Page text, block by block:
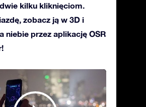
kilku kliknięciom.
zobacz ją w 3D i
niebie przez aplikację OSR